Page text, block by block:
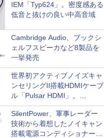
IEM「Typ624」。密度感ある
低音と抜けの良い中高音域
Cambridge Audio、ブックシ
ェルフスピーカなど8製品を
一挙発売
世界初アクティブノイズキャ
ンセリングII搭載HDMIケーブ
ル「Pulsar HDMI」。
SilentPowerから
SilentPower、軍事レーダー
技術から着想したノイキャン
搭載電源コンディショナー